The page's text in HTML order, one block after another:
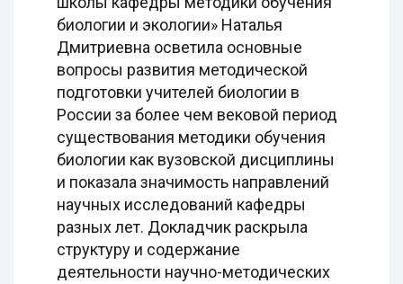
биологии и экологии» Наталья
Дмитриевна осветила основные
вопросы развития методической
подготовки учителей биологии в
России за более чем вековой период
существования методики обучения
биологии как вузовской дисциплины
и показала значимость направлений
научных исследований кафедры
разных лет. Докладчик раскрыла
структуру и содержание
деятельности научно-методических